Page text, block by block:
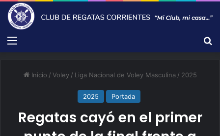
Menú
Inicio / Voley / Liga Nacional de Voley Masculina / 2025
2025 Portada
Regatas cayó en el primer